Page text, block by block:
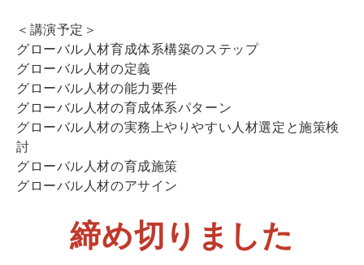
＜講演予定＞
グローバル人材育成体系構築のステップ
グローバル人材の定義
グローバル人材の能力要件
グローバル人材の育成体系パターン
グローバル人材の実務上やりやすい人材選定と施策検
討
グローバル人材の育成施策
グローバル人材のアサイン
締め切りました